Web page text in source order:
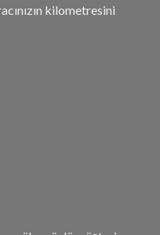
kilometresini